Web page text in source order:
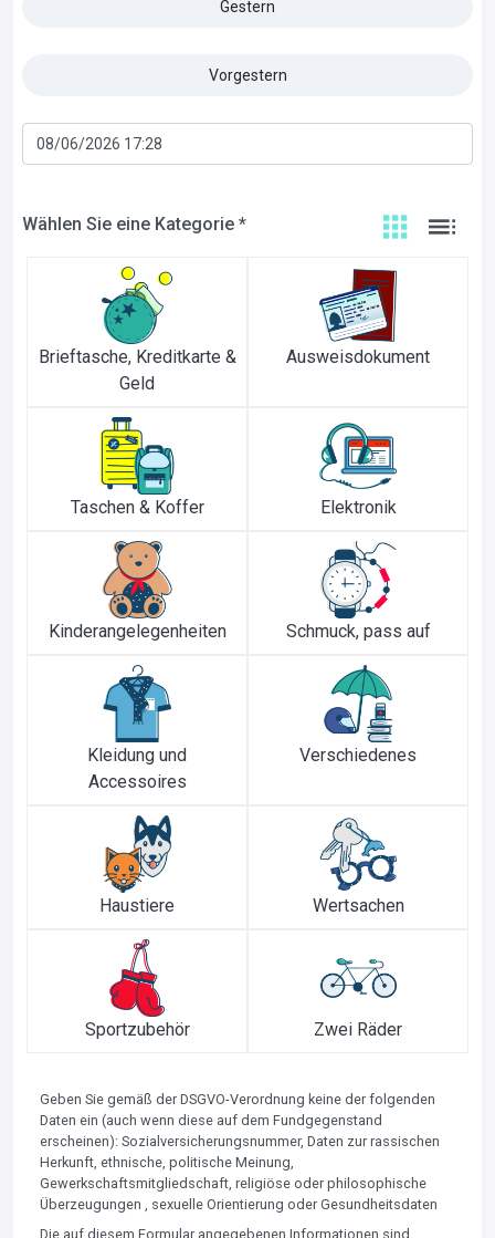
Gestern
Vorgestern
Wählen Sie eine Kategorie *
Brieftasche, Kreditkarte &
Geld
Ausweisdokument
Taschen & Koffer Elektronik
Kinderangelegenheiten Schmuck, pass auf
Kleidung und
Accessoires
Verschiedenes
Haustiere Wertsachen
Sportzubehör Zwei Räder
Geben Sie gemäß der DSGVO-Verordnung keine der folgenden
Daten ein (auch wenn diese auf dem Fundgegenstand
erscheinen): Sozialversicherungsnummer, Daten zur rassischen
Herkunft, ethnische, politische Meinung,
Gewerkschaftsmitgliedschaft, religiöse oder philosophische
Überzeugungen , sexuelle Orientierung oder Gesundheitsdaten
Die auf diesem Formular angegebenen Informationen sind